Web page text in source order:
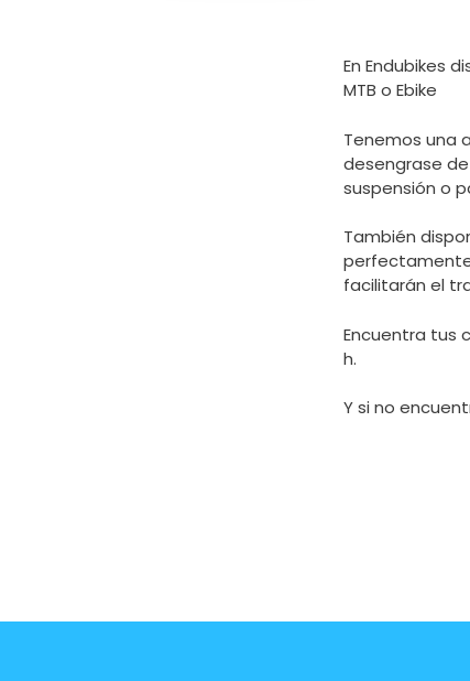
En Endubikes
MTB o Ebike
Tenemos una
desengrase
suspensión o
También
perfectamente
facilitarán el
Encuentra tus
h.
Y si no